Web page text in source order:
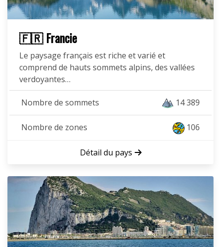
🇫🇷 Francie
Le paysage français est riche et varié et
comprend de hauts sommets alpins, des vallées
verdoyantes…
Nombre de sommets 14 389
Nombre de zones 106
Détail du pays